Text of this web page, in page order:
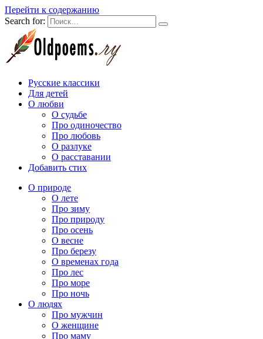
Перейти к содержанию
Search for:
Русские классики
Для детей
О любви
О судьбе
Про одиночество
Про любовь
О разлуке
О расставании
Добавить стих
О природе
О лете
Про зиму
Про природу
Про осень
О весне
Про березу
О временах года
Про лес
Про море
Про ночь
О людях
Про мужчин
О женщине
Про маму